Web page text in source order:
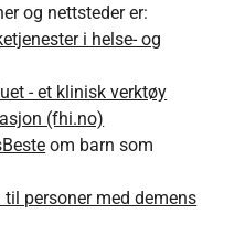
og nettsteder er:
i helse- og
- et klinisk verktøy
(fhi.no)
om barn som
personer med demens